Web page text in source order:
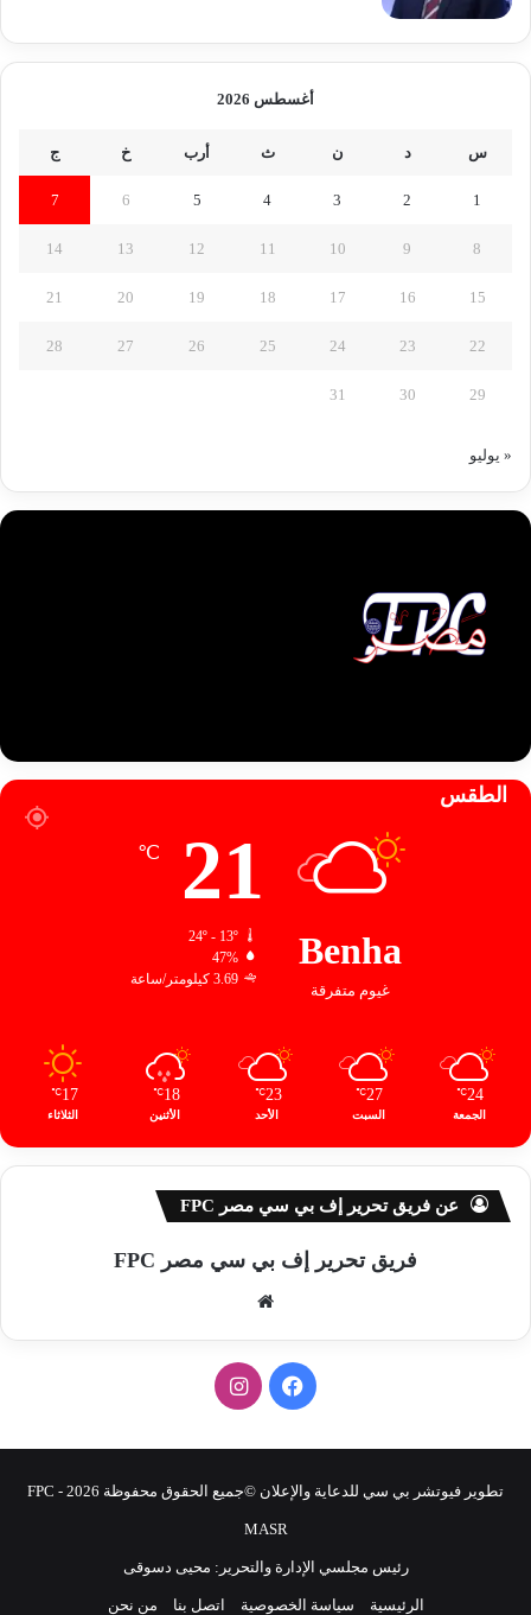
أغسطس 2026
س د ن ث أرب خ ج
1
2
3
4
5
6
7
8
9
10
11
12
13
14
15
16
17
18
19
20
21
22
23
24
25
26
27
28
29
30
31
« يوليو
الطقس
Benha
غيوم متفرقة
21
℃
24º - 13º
47%
3.69 كيلومتر/ساعة
24
℃
الجمعة
27
℃
السبت
23
℃
الأحد
18
℃
الأثنين
17
℃
الثلاثاء
عن فريق تحرير إف بي سي مصر FPC
فريق تحرير إف بي سي مصر FPC
الوي
ب
س
ب
و
ق
تطوير فيوتشر بي سي للدعاية والإعلان ©جميع الحقوق محفوظة 2026 - FPC
MASR
رئيس مجلسي الإدارة والتحرير: محيى دسوقى
الرئيسية سياسة الخصوصية اتصل بنا من نحن